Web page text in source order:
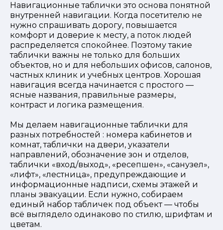
Навигационные таблички это основа понятной
внутренней навигации. Когда посетителю не
нужно спрашивать дорогу, повышается
комфорт и доверие к месту, а поток людей
распределяется спокойнее. Поэтому такие
таблички важны не только для больших
объектов, но и для небольших офисов, салонов,
частных клиник и учебных центров. Хорошая
навигация всегда начинается с простого —
ясные названия, правильные размеры,
контраст и логика размещения.
Мы делаем навигационные таблички для
разных потребностей : номера кабинетов и
комнат, таблички на двери, указатели
направлений, обозначение зон и отделов,
таблички «вход/выход», «ресепшен», «санузел»,
«лифт», «лестница», предупреждающие и
информационные надписи, схемы этажей и
планы эвакуации. Если нужно, собираем
единый набор табличек под объект — чтобы
всё выглядело одинаково по стилю, шрифтам и
цветам.